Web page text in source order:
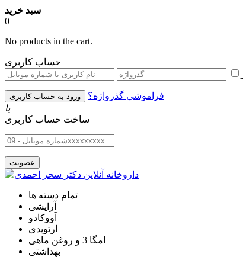
سبد خرید
0
No products in the cart.
حساب کاربری
فراموشی گذرواژه؟
یا
ساخت حساب کاربری
تمام دسته ها
آرایشی
آووکادو
ارتوپدی
امگا 3 و روغن ماهی
بهداشتی